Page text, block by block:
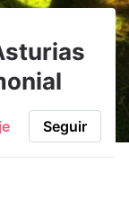
Seguir